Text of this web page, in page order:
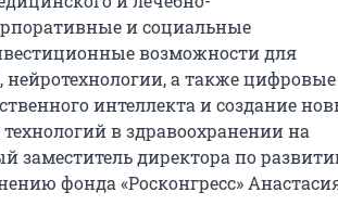
и социальные
возможности для
а также цифровые
интеллекта и создание
в здравоохранении на
заместитель директора по
фонда «Росконгресс»